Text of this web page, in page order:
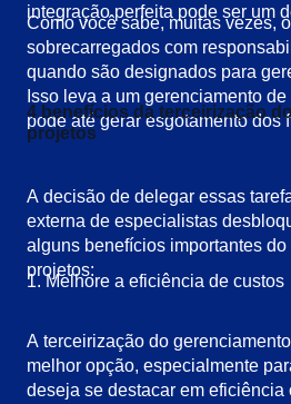
integração perfeita pode ser um
Como você sabe, muitas vezes,
sobrecarregados com
quando são designados para
Isso leva a um gerenciamento
pode até gerar esgotamento dos
4 benefícios da terceirização
projetos
A decisão de delegar essas
externa de especialistas
alguns benefícios importantes
projetos:
1. Melhore a eficiência de custos
A terceirização do
melhor opção, especialmente
deseja se destacar em eficiência